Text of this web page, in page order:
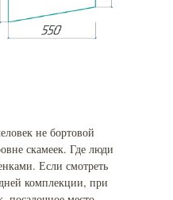
не бортовой
скамеек. Где люди
Если смотреть
комплекции, при